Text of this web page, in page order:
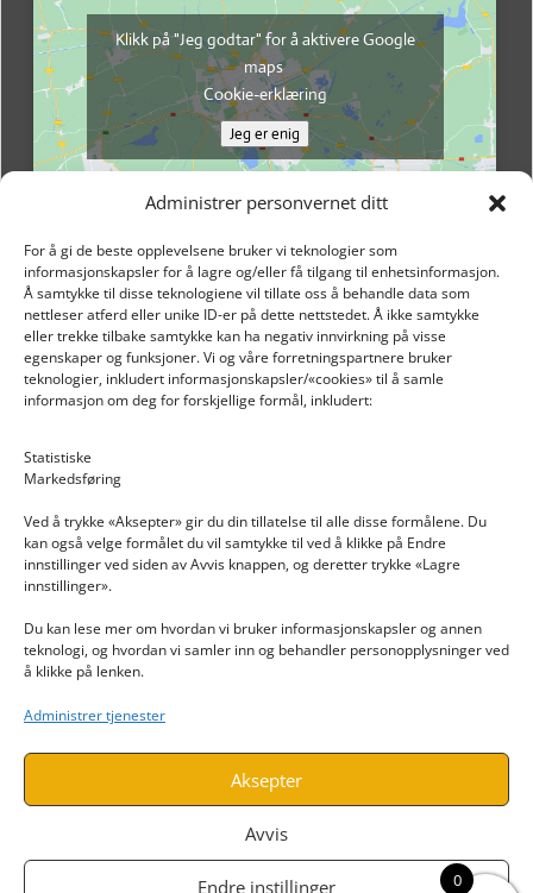
Administrer personvernet ditt
For å gi de beste opplevelsene bruker vi teknologier som
informasjonskapsler for å lagre og/eller få tilgang til enhetsinformasjon.
Å samtykke til disse teknologiene vil tillate oss å behandle data som
nettleser atferd eller unike ID-er på dette nettstedet. Å ikke samtykke
eller trekke tilbake samtykke kan ha negativ innvirkning på visse
egenskaper og funksjoner. Vi og våre forretningspartnere bruker
teknologier, inkludert informasjonskapsler/«cookies» til å samle
informasjon om deg for forskjellige formål, inkludert:
Statistiske
Markedsføring
Ved å trykke «Aksepter» gir du din tillatelse til alle disse formålene. Du
kan også velge formålet du vil samtykke til ved å klikke på Endre
innstillinger ved siden av Avvis knappen, og deretter trykke «Lagre
innstillinger».
Du kan lese mer om hvordan vi bruker informasjonskapsler og annen
teknologi, og hvordan vi samler inn og behandler personopplysninger ved
å klikke på lenken.
Administrer tjenester
Aksepter
Avvis
Endre instillinger
Klikk på "Jeg godtar" for å aktivere Google
maps
Cookie-erklæring
Jeg er enig
INFORMASJON
Personvern
0